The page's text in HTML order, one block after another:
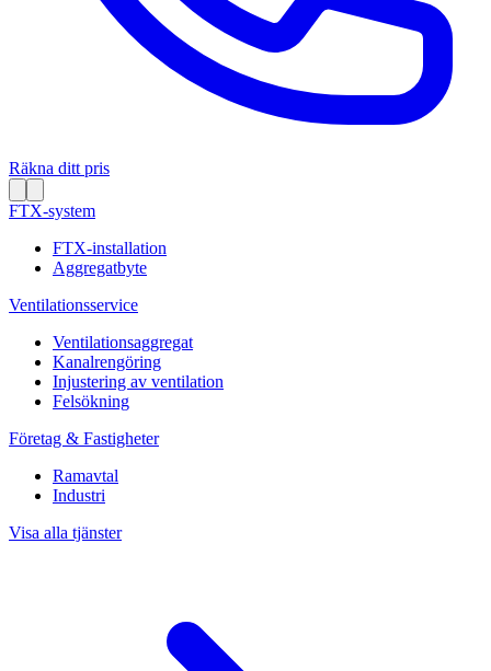
Räkna ditt pris
FTX-system
FTX-installation
Aggregatbyte
Ventilationsservice
Ventilationsaggregat
Kanalrengöring
Injustering av ventilation
Felsökning
Företag & Fastigheter
Ramavtal
Industri
Visa alla tjänster